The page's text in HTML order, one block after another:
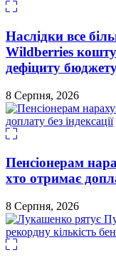
Наслідки все
Wildberries
дефіциту
8 Серпня, 2026
Пенсіонерам
хто отримає
8 Серпня, 2026